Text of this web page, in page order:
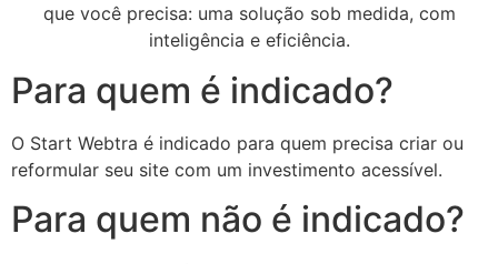
que você precisa: uma solução sob medida, com
inteligência e eficiência.
Para quem é indicado?
O Start Webtra é indicado para quem precisa criar ou
reformular seu site com um investimento acessível.
Para quem não é indicado?